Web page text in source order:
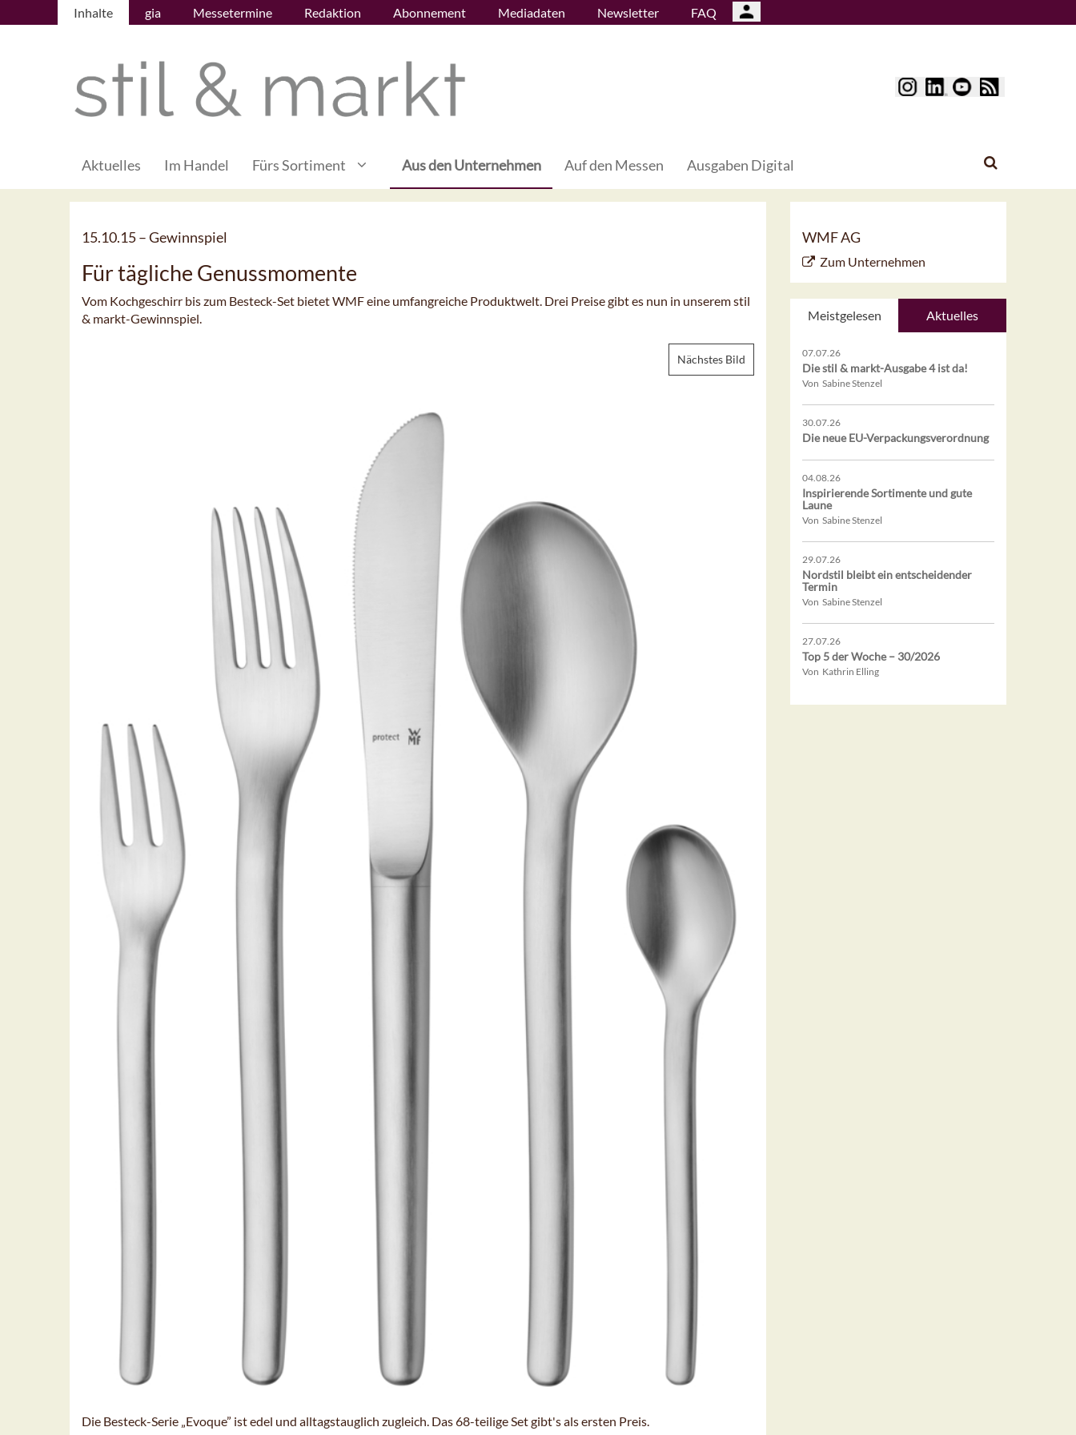
Inhalte gia Messetermine Redaktion Abonnement Mediadaten Newsletter FAQ
Aktuelles Im Handel Fürs Sortiment Aus den Unternehmen Auf den Messen Ausgaben Digital
15.10.15 –Gewinnspiel
Für tägliche Genussmomente
Vom Kochgeschirr bis zum Besteck-Set bietet WMF eine umfangreiche Produktwelt. Drei Preise gibt es nun in unserem stil
& markt-Gewinnspiel.
Nächstes Bild
Die Besteck-Serie „Evoque” ist edel und alltagstauglich zugleich. Das 68-teilige Set gibt's als ersten Preis.
WMF AG
Zum Unternehmen
Meistgelesen Aktuelles
07.07.26
Die stil & markt-Ausgabe 4 ist da!
Von Sabine Stenzel
30.07.26
Die neue EU-Verpackungsverordnung
04.08.26
Inspirierende Sortimente und gute
Laune
Von Sabine Stenzel
29.07.26
Nordstil bleibt ein entscheidender
Termin
Von Sabine Stenzel
27.07.26
Top 5 der Woche – 30/2026
Von Kathrin Elling